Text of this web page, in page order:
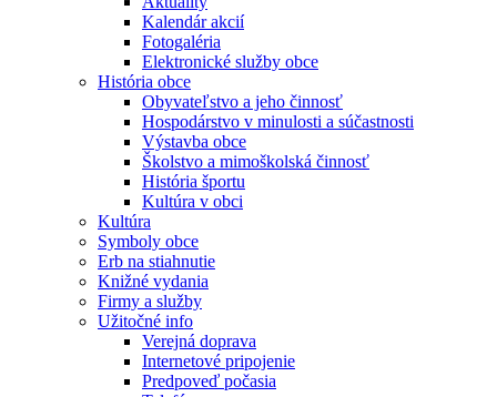
Kalendár akcií
Fotogaléria
Elektronické služby obce
História obce
Obyvateľstvo a jeho činnosť
Hospodárstvo v minulosti a súčastnosti
Výstavba obce
Školstvo a mimoškolská činnosť
História športu
Kultúra v obci
Kultúra
Symboly obce
Erb na stiahnutie
Knižné vydania
Firmy a služby
Užitočné info
Verejná doprava
Internetové pripojenie
Predpoveď počasia